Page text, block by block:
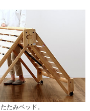
たみベッド。